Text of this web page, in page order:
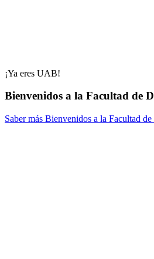
¡Ya eres UAB!
Bienvenidos a la Facultad de
Saber más Bienvenidos a la Facultad